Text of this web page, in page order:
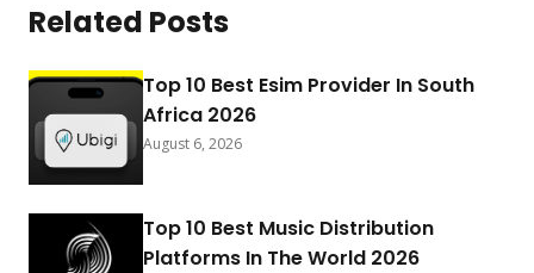
Related Posts
Top 10 Best Esim Provider In South
Africa 2026
August 6, 2026
Top 10 Best Music Distribution
Platforms In The World 2026